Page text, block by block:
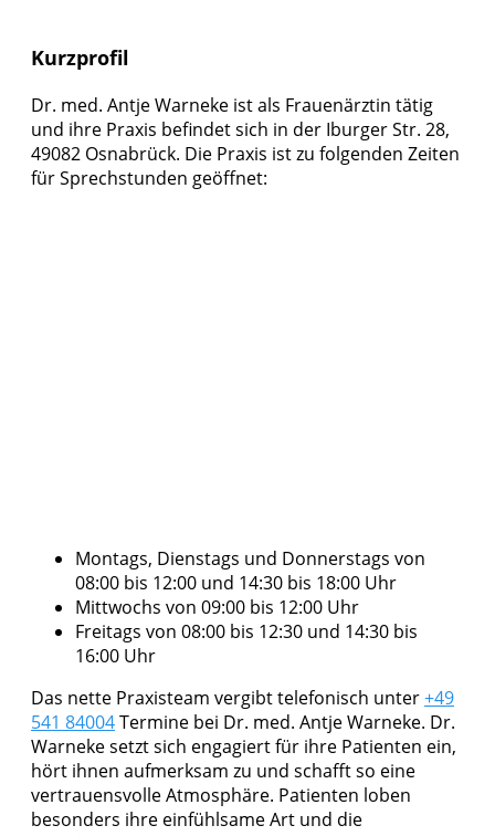
Kurzprofil
Dr. med. Antje Warneke ist als Frauenärztin tätig
und ihre Praxis befindet sich in der Iburger Str. 28,
49082 Osnabrück. Die Praxis ist zu folgenden Zeiten
für Sprechstunden geöffnet:
Montags, Dienstags und Donnerstags von
08:00 bis 12:00 und 14:30 bis 18:00 Uhr
Mittwochs von 09:00 bis 12:00 Uhr
Freitags von 08:00 bis 12:30 und 14:30 bis
16:00 Uhr
Das nette Praxisteam vergibt telefonisch unter+49
541 84004Termine bei Dr. med. Antje Warneke. Dr.
Warneke setzt sich engagiert für ihre Patienten ein,
hört ihnen aufmerksam zu und schafft so eine
vertrauensvolle Atmosphäre. Patienten loben
besonders ihre einfühlsame Art und die